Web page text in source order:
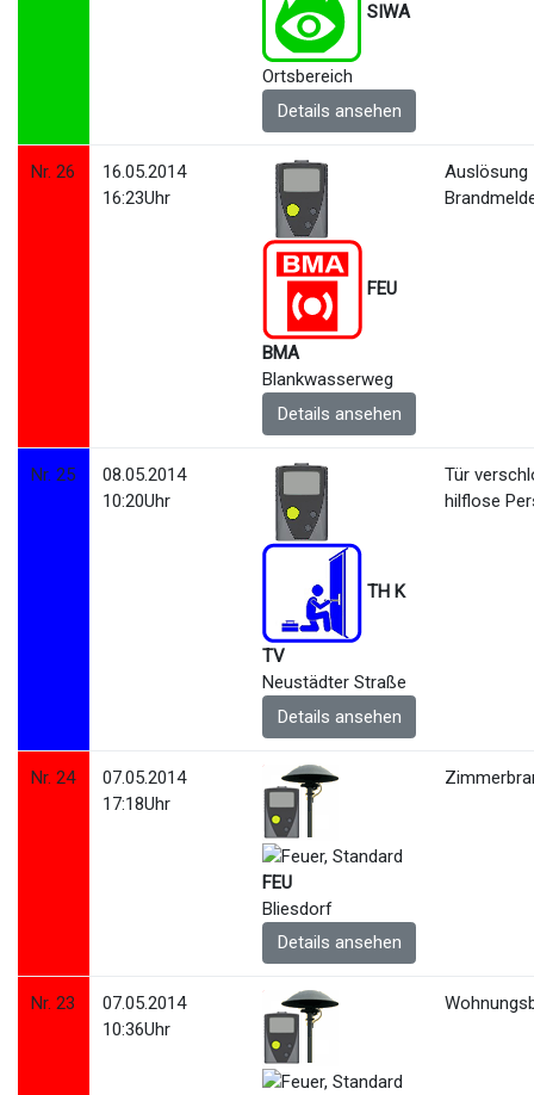
SIWA
Ortsbereich
Details ansehen
Nr. 26
16.05.2014
16:23Uhr
FEU
BMA
Blankwasserweg
Details ansehen
Auslösung
Nr. 25
08.05.2014
10:20Uhr
TH K
TV
Neustädter Straße
Details ansehen
Tür
hilflose
Nr. 24
07.05.2014
17:18Uhr
FEU
Bliesdorf
Details ansehen
Nr. 23
07.05.2014
10:36Uhr